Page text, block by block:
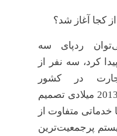
کجا آغاز شد؟
ردپای سه
کرد، سه نفر از
در کشور
چشم‌بادامی‌ها که در سال 2013 میلادی تصمیم
متفاوت از
پرجمعیت‌ترین